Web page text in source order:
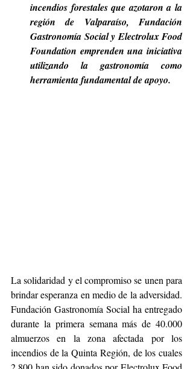
incendios forestales que azotaron a la
región de Valparaíso, Fundación
Gastronomía Social y Electrolux Food
Foundation emprenden una iniciativa
utilizando la gastronomía como
herramienta fundamental de apoyo.
La solidaridad y el compromiso se unen para
brindar esperanza en medio de la adversidad.
Fundación Gastronomía Social ha entregado
durante la primera semana más de 40.000
almuerzos en la zona afectada por los
incendios de la Quinta Región, de los cuales